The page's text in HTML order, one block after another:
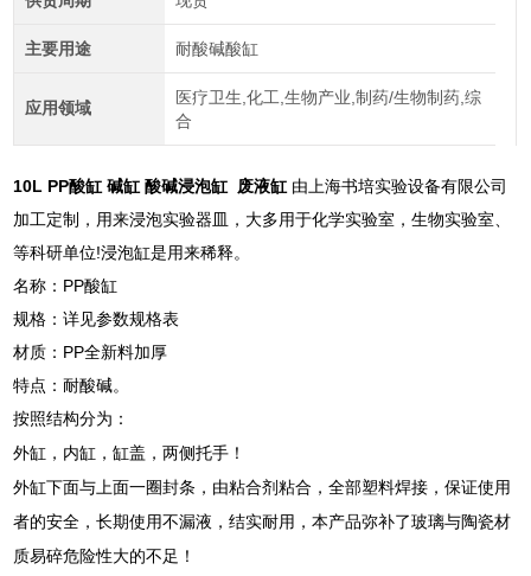
主要用途 耐酸碱酸缸
应用领域
医疗卫生,化工,生物产业,制药/生物制药,综
合
10L PP酸缸 碱缸 酸碱浸泡缸 废液缸 由上海书培实验设备有限公司
加工定制，用来浸泡实验器皿，大多用于化学实验室，生物实验室、
等科研单位!浸泡缸是用来稀释。
名称：PP酸缸
规格：详见参数规格表
材质：PP全新料加厚
特点：耐酸碱。
按照结构分为：
外缸，内缸，缸盖，两侧托手！
外缸下面与上面一圈封条，由粘合剂粘合，全部塑料焊接，保证使用
者的安全，长期使用不漏液，结实耐用，本产品弥补了玻璃与陶瓷材
质易碎危险性大的不足！